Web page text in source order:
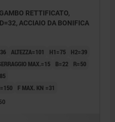
RETTIFICATO,
ACCIAIO DA BONIFICA
ALTEZZA=101 H1=75
H2=39
MAX.=15 B=22
R=50
F MAX. KN =31